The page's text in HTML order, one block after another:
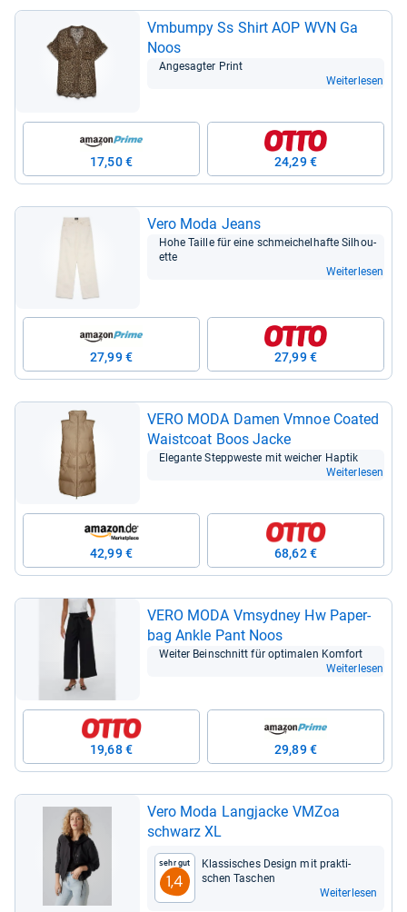
Vmbumpy Ss Shirt AOP WVN Ga
Noos
Ange­sag­ter Print
Weiterlesen
17,50 € 24,29 €
Vero Moda Jeans
Hohe Taille für eine schmei­chel­hafte Sil­hou­
ette
Weiterlesen
27,99 € 27,99 €
VERO MODA Damen Vmnoe Coa­ted
Waist­coat Boos Jacke
Ele­gante Stepp­weste mit wei­cher Hap­tik
Weiterlesen
42,99 € 68,62 €
VERO MODA Vmsyd­ney Hw Paper­
bag Ankle Pant Noos
Wei­ter Bein­schnitt für opti­ma­len Kom­fort
Weiterlesen
19,68 € 29,89 €
Vero Moda Lang­ja­cke VMZoa
schwarz XL
Sehr gut
1,4
Klas­si­sches Design mit prak­ti­
schen Taschen
Weiterlesen